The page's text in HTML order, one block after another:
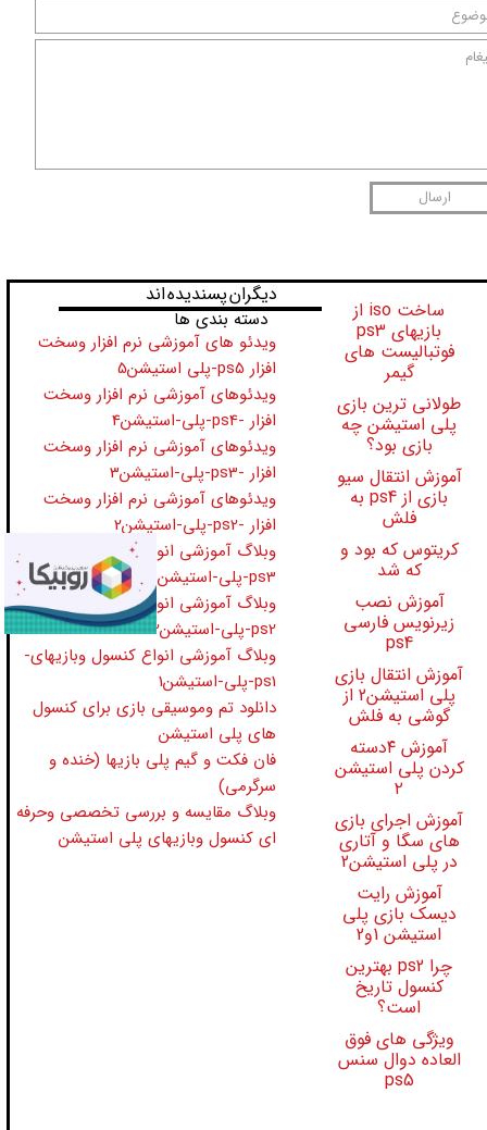
ارسال
​​​دیگران پسندیده اند
ساخت iso از
بازیهای ps3
فوتبالیست های
گیمر
طولانی ترین بازی
پلی استیشن چه
بازی بود؟
آموزش انتقال سیو
بازی از ps4 به
فلش
کریتوس که بود و
که شد
آموزش نصب
زیرنویس فارسی
ps4
آموزش انتقال بازی
پلی استیشن2 از
گوشی به فلش
آموزش ۴دسته
کردن پلی استیشن
۲
آموزش اجرای بازی
های سگا و آتاری
در پلی استیشن2
آموزش رایت
دیسک بازی پلی
استیشن 1و2
چرا ps2 بهترین
کنسول تاریخ
است؟
ویژگی های فوق
العاده دوال سنس
ps5
دسته بندی ها
ویدئو های آموزشی نرم افزار وسخت
افزار ps5-پلی استیشن5
ویدئوهای آموزشی نرم افزار وسخت
افزار -ps4-پلی-استیشن4
ویدئوهای آموزشی نرم افزار وسخت
افزار -ps3-پلی-استیشن3
ویدئوهای آموزشی نرم افزار وسخت
افزار -ps2-پلی-استیشن2
وبلاگ آموزشی انواع کنسول وبازیهای-
ps3-پلی-استیشن3
وبلاگ آموزشی انواع کنسول وبازیهای-
ps2-پلی-استیشن2
وبلاگ آموزشی انواع کنسول وبازیهای-
ps1-پلی-استیشن1
دانلود تم وموسیقی بازی برای کنسول
های پلی استیشن
فان فکت و گیم پلی بازیها (خنده و
سرگرمی)
وبلاگ مقایسه و بررسی تخصصی وحرفه
ای کنسول وبازیهای پلی استیشن